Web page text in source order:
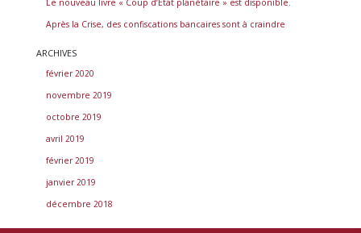
Le nouveau livre « Coup d’Etat planétaire » est disponible.
Après la Crise, des confiscations bancaires sont à craindre
ARCHIVES
février 2020
novembre 2019
octobre 2019
avril 2019
février 2019
janvier 2019
décembre 2018